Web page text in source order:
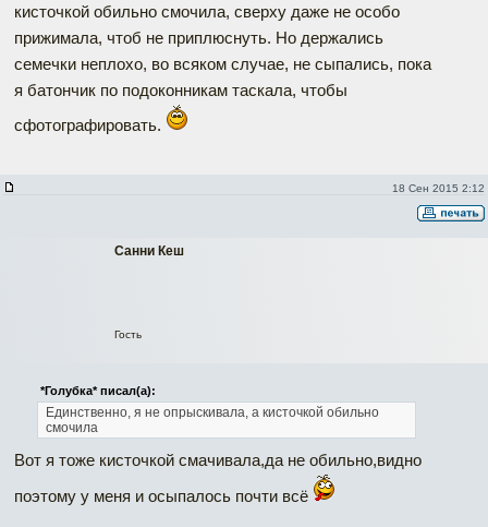
кисточкой обильно смочила, сверху даже не особо
прижимала, чтоб не приплюснуть. Но держались
семечки неплохо, во всяком случае, не сыпались, пока
я батончик по подоконникам таскала, чтобы
сфотографировать.
18 Сен 2015 2:12
Санни Кеш
Гость
*Голубка* писал(а):
Единственно, я не опрыскивала, а кисточкой обильно
смочила
Вот я тоже кисточкой смачивала,да не обильно,видно
поэтому у меня и осыпалось почти всё